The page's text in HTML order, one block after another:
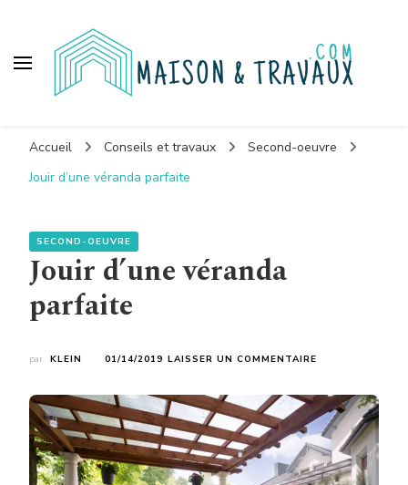
Accueil Conseils et travaux
Second-oeuvre
Jouir d’une véranda parfaite
SECOND-OEUVRE
Jouir d’une véranda
parfaite
par KLEIN 01/14/2019 LAISSER UN COMMENTAIRE
VÉRANDA
PARFAITE